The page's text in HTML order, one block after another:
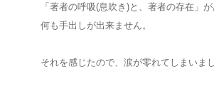
「著者の呼吸(息吹き)と、著者の存在」が
何も手出しが出来ません。
それを感じたので、涙が零れてしまいまし